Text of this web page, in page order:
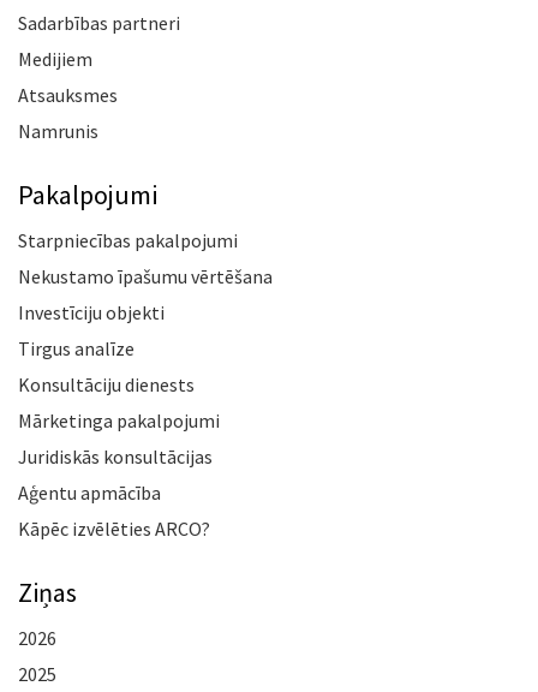
Sadarbības partneri
Medijiem
Atsauksmes
Namrunis
Pakalpojumi
Starpniecības pakalpojumi
Nekustamo īpašumu vērtēšana
Investīciju objekti
Tirgus analīze
Konsultāciju dienests
Mārketinga pakalpojumi
Juridiskās konsultācijas
Aģentu apmācība
Kāpēc izvēlēties ARCO?
Ziņas
2026
2025